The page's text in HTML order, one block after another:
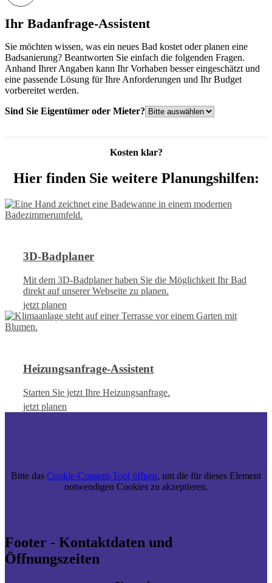
Ihr Badanfrage-Assistent
Sie möchten wissen, was ein neues Bad kostet oder planen eine
Badsanierung? Beantworten Sie einfach die folgenden Fragen.
Anhand Ihrer Angaben kann Ihr Vorhaben besser eingeschätzt und
eine passende Lösung für Ihre Anforderungen und Ihr Budget
vorbereitet werden.
Sind Sie Eigentümer oder Mieter?
Kosten klar?
Hier finden Sie weitere Planungshilfen:
3D-Badplaner
Mit dem 3D-Badplaner haben Sie die Möglichkeit Ihr Bad
direkt auf unserer Webseite zu planen.
jetzt planen
Heizungsanfrage-Assistent
Starten Sie jetzt Ihre Heizungsanfrage.
jetzt planen
Bitte das Cookie-Consent-Tool öffnen, um die für dieses Element
notwendigen Cookies zu akzeptieren.
Footer - Kontaktdaten und
Öffnungszeiten